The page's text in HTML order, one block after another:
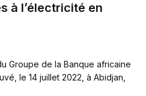
à l’électricité en
Groupe de la Banque africaine
le 14 juillet 2022, à Abidjan,